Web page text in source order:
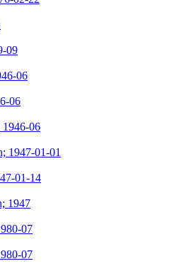
09
06
06
06
1947-01-01
01-14
1947
07
07